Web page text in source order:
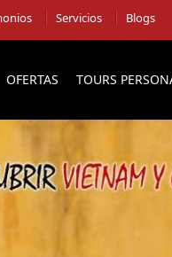
Servicios Blogs
OFERTAS TOURS